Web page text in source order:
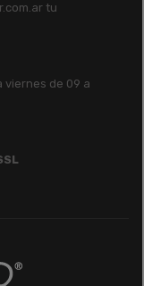
tu
viernes de 09 a